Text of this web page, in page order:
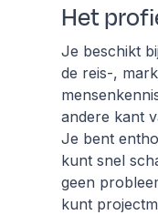
Het
Je beschikt
de reis-,
andere kant
Je bent
kunt snel
geen
kunt